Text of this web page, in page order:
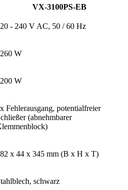
VX-3100PS-EB
- 240 V AC, 50 / 60 Hz
W
W
Fehlerausgang, potentialfreier
(abnehmbarer
x 44 x 345 mm (B x H x T)
schwarz